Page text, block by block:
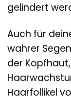
gelindert
Auch für
wahrer
der
Haarfollikel